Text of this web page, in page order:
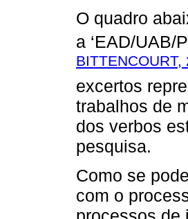
O quadro
a ‘EAD/UAB/
BITTENCOURT,
excertos
trabalhos de
dos verbos
pesquisa.
Como se
com o